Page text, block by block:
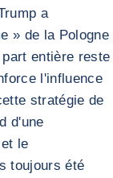
a
» de la Pologne
entière reste
l'influence
stratégie de
d'une
le
toujours été